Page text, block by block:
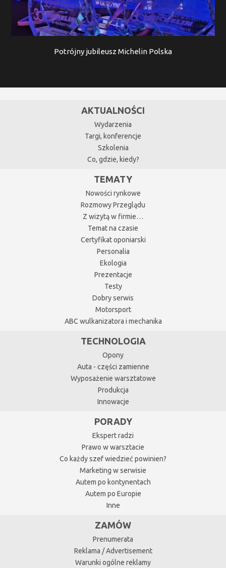
Potrójny jubileusz Michelin Polska
AKTUALNOŚCI
Wydarzenia
Targi, konferencje
Szkolenia
Co, gdzie, kiedy?
TEMATY
Nowości rynkowe
Rozmowy Przeglądu
Z wizytą w firmie…
Temat na czasie
Certyfikat oponiarski
Personalia
Ekologia
Prezentacje
Testy
Dobry serwis
Motorsport
ABC wulkanizatora i mechanika
TECHNOLOGIA
Opony
Auta - części zamienne
Wyposażenie warsztatowe
Produkcja
Innowacje
PORADY
Ekspert radzi
Prawo w warsztacie
Co każdy szef wiedzieć powinien?
Marketing w serwisie
Autem po kontynentach
Autem po Europie
Inne
ZAMÓW
Prenumerata
Reklama / Advertisement
Warunki ogólne reklamy